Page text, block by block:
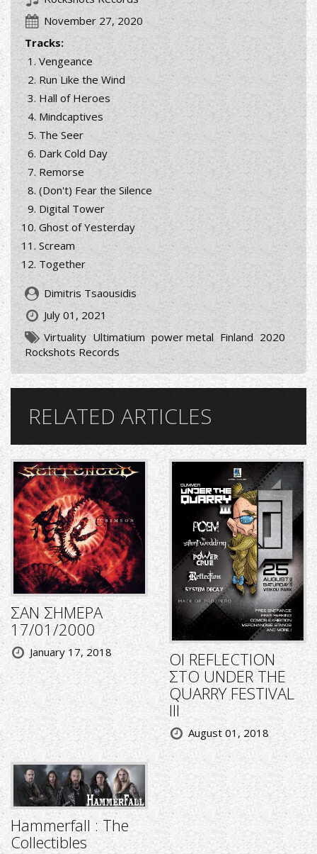
November 27, 2020
Tracks:
Vengeance
Run Like the Wind
Hall of Heroes
Mindcaptives
The Seer
Dark Cold Day
Remorse
(Don't) Fear the Silence
Digital Tower
Ghost of Yesterday
Scream
Together
Dimitris Tsaousidis
July 01, 2021
Virtuality Ultimatium power metal Finland 2020
Rockshots Records
RELATED ARTICLES
ΣΑΝ ΣΗΜΕΡΑ
17/01/2000
January 17, 2018
ΟΙ REFLECTION
ΣΤΟ UNDER THE
QUARRY FESTIVAL
III
August 01, 2018
Hammerfall : The
Collectibles